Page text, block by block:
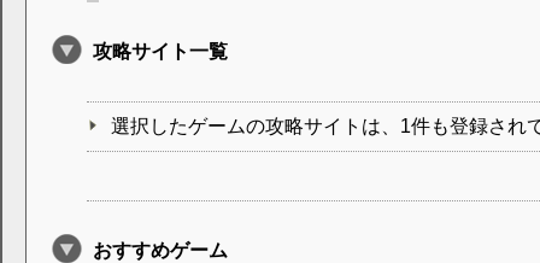
攻略サイト一覧
選択したゲームの攻略サイトは、1件も登録され
おすすめゲーム